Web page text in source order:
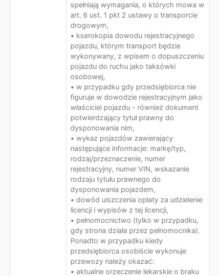
spełniają wymagania, o których mowa w
art. 6 ust. 1 pkt 2 ustawy o transporcie
drogowym,
• kserokopia dowodu rejestracyjnego
pojazdu, którym transport będzie
wykonywany, z wpisem o dopuszczeniu
pojazdu do ruchu jako taksówki
osobowej,
• w przypadku gdy przedsiębiorca nie
figuruje w dowodzie rejestracyjnym jako
właściciel pojazdu - również dokument
potwierdzający tytuł prawny do
dysponowania nim,
• wykaz pojazdów zawierający
następujące informacje: markę/typ,
rodzaj/przeznaczenie, numer
rejestracyjny, numer VIN, wskazanie
rodzaju tytułu prawnego do
dysponowania pojazdem,
• dowód uiszczenia opłaty za udzielenie
licencji i wypisów z tej licencji,
• pełnomocnictwo (tylko w przypadku,
gdy strona działa przez pełnomocnika).
Ponadto w przypadku kiedy
przedsiębiorca osobiście wykonuje
przewozy należy okazać:
• aktualne orzeczenie lekarskie o braku